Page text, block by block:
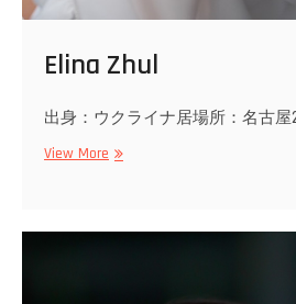
Elina Zhul
出身：ウクライナ居場所：名古屋
View More Elina